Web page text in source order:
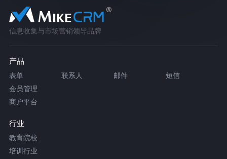
信息收集与市场营销领导品牌
产品
表单 联系人 邮件
短信
会员管理
商户平台
行业
教育院校
培训行业